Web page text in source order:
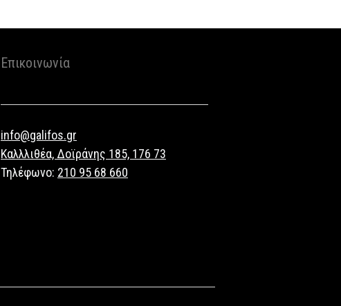
Επικοινωνία
info@galifos.gr
Καλλλιθέα, Δοϊράνης 185, 176 73
Τηλέφωνο: 210 95 68 660